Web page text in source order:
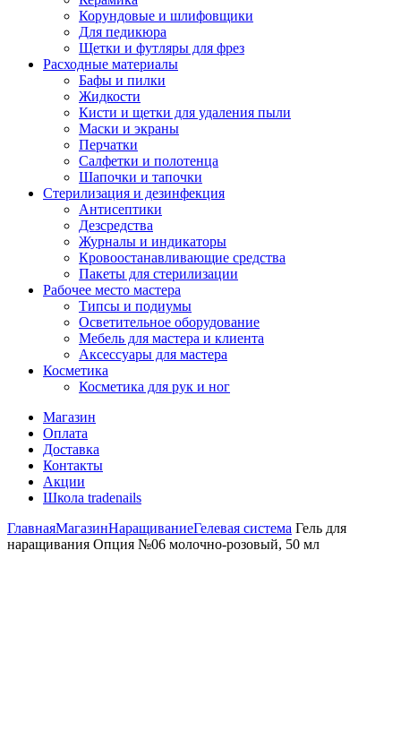
Корундовые и шлифовщики
Для педикюра
Щетки и футляры для фрез
Расходные материалы
Бафы и пилки
Жидкости
Кисти и щетки для удаления пыли
Маски и экраны
Перчатки
Салфетки и полотенца
Шапочки и тапочки
Стерилизация и дезинфекция
Антисептики
Дезсредства
Журналы и индикаторы
Кровоостанавливающие средства
Пакеты для стерилизации
Рабочее место мастера
Типсы и подиумы
Осветительное оборудование
Мебель для мастера и клиента
Аксессуары для мастера
Косметика
Косметика для рук и ног
Магазин
Оплата
Доставка
Контакты
Акции
Школа tradenails
ГлавнаяМагазинНаращиваниеГелевая система Гель для
наращивания Опция №06 молочно-розовый, 50 мл